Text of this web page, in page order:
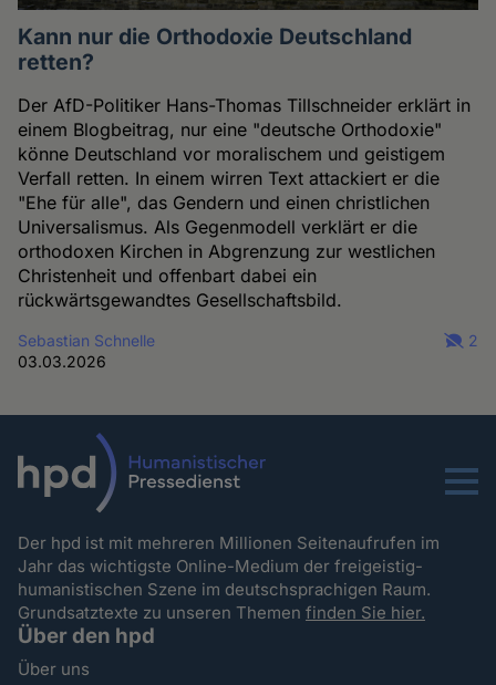
Kann nur die Orthodoxie Deutschland
retten?
Der AfD-Politiker Hans-Thomas Tillschneider erklärt in
einem Blogbeitrag, nur eine "deutsche Orthodoxie"
könne Deutschland vor moralischem und geistigem
Verfall retten. In einem wirren Text attackiert er die
"Ehe für alle", das Gendern und einen christlichen
Universalismus. Als Gegenmodell verklärt er die
orthodoxen Kirchen in Abgrenzung zur westlichen
Christenheit und offenbart dabei ein
rückwärtsgewandtes Gesellschaftsbild.
Sebastian Schnelle
03.03.2026
2
Menu
Der hpd ist mit mehreren Millionen Seitenaufrufen im
Jahr das wichtigste Online-Medium der freigeistig-
humanistischen Szene im deutschsprachigen Raum.
Grundsatztexte zu unseren Themenfinden Sie hier.
Über den hpd
Über uns